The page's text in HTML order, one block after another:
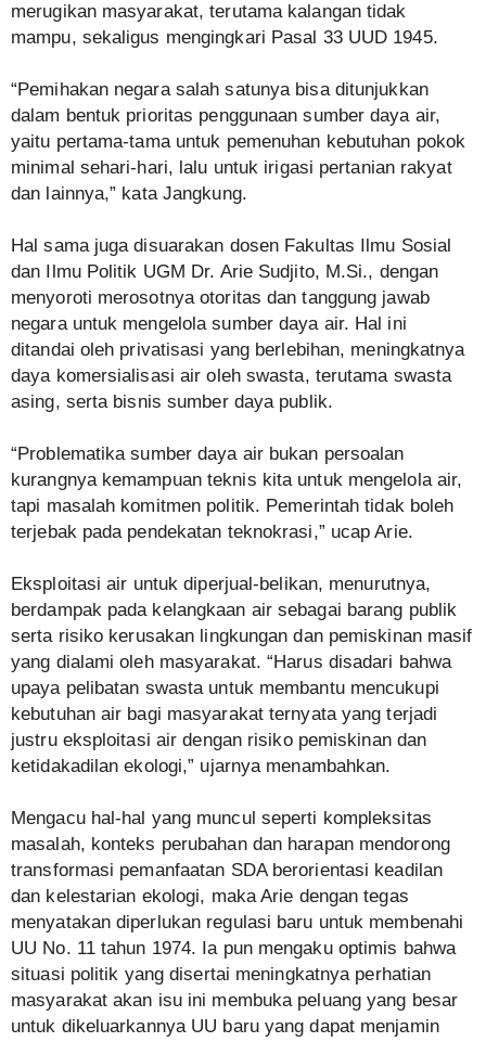
merugikan masyarakat, terutama kalangan tidak
mampu, sekaligus mengingkari Pasal 33 UUD 1945.
“Pemihakan negara salah satunya bisa ditunjukkan
dalam bentuk prioritas penggunaan sumber daya air,
yaitu pertama-tama untuk pemenuhan kebutuhan pokok
minimal sehari-hari, lalu untuk irigasi pertanian rakyat
dan lainnya,” kata Jangkung.
Hal sama juga disuarakan dosen Fakultas Ilmu Sosial
dan Ilmu Politik UGM Dr. Arie Sudjito, M.Si., dengan
menyoroti merosotnya otoritas dan tanggung jawab
negara untuk mengelola sumber daya air. Hal ini
ditandai oleh privatisasi yang berlebihan, meningkatnya
daya komersialisasi air oleh swasta, terutama swasta
asing, serta bisnis sumber daya publik.
“Problematika sumber daya air bukan persoalan
kurangnya kemampuan teknis kita untuk mengelola air,
tapi masalah komitmen politik. Pemerintah tidak boleh
terjebak pada pendekatan teknokrasi,” ucap Arie.
Eksploitasi air untuk diperjual-belikan, menurutnya,
berdampak pada kelangkaan air sebagai barang publik
serta risiko kerusakan lingkungan dan pemiskinan masif
yang dialami oleh masyarakat. “Harus disadari bahwa
upaya pelibatan swasta untuk membantu mencukupi
kebutuhan air bagi masyarakat ternyata yang terjadi
justru eksploitasi air dengan risiko pemiskinan dan
ketidakadilan ekologi,” ujarnya menambahkan.
Mengacu hal-hal yang muncul seperti kompleksitas
masalah, konteks perubahan dan harapan mendorong
transformasi pemanfaatan SDA berorientasi keadilan
dan kelestarian ekologi, maka Arie dengan tegas
menyatakan diperlukan regulasi baru untuk membenahi
UU No. 11 tahun 1974. Ia pun mengaku optimis bahwa
situasi politik yang disertai meningkatnya perhatian
masyarakat akan isu ini membuka peluang yang besar
untuk dikeluarkannya UU baru yang dapat menjamin